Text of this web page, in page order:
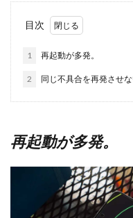
目次
1 再起動が多発。
2 同じ不具合を再発させな
再起動が多発。